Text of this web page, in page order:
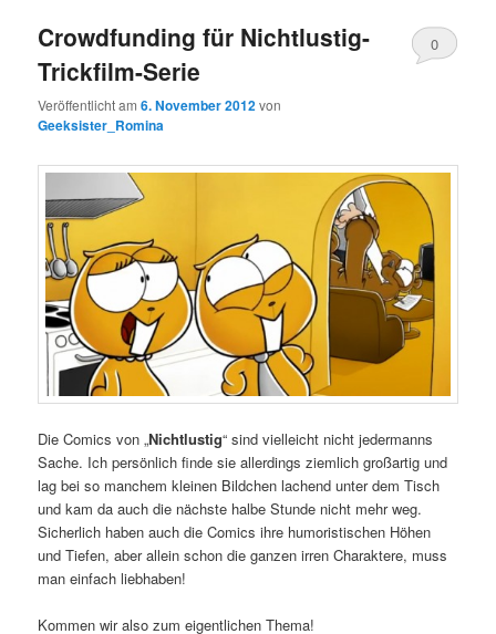
Crowdfunding für Nichtlustig-
Trickfilm-Serie
Veröffentlicht am6. November 2012von
Geeksister_Romina
0
Die Comics von „Nichtlustig“ sind vielleicht nicht jedermanns
Sache. Ich persönlich finde sie allerdings ziemlich großartig und
lag bei so manchem kleinen Bildchen lachend unter dem Tisch
und kam da auch die nächste halbe Stunde nicht mehr weg.
Sicherlich haben auch die Comics ihre humoristischen Höhen
und Tiefen, aber allein schon die ganzen irren Charaktere, muss
man einfach liebhaben!
Kommen wir also zum eigentlichen Thema!